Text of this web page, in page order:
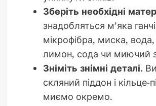
Зберіть необхідні
знадобляться м’яка
мікрофібра, миска,
лимон, сода чи миючий
Зніміть знімні деталі.
скляний піддон і кільце-
миємо окремо.